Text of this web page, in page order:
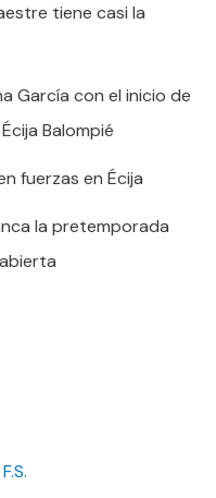
tiene casi la
García con el inicio de
Balompié
fuerzas en Écija
la pretemporada